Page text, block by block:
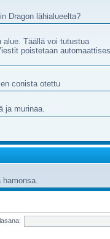
Dragon lähialueelta?
alue. Täällä voi tutustua
poistetaan
conista otettu
ja murinaa.
hamonsa.